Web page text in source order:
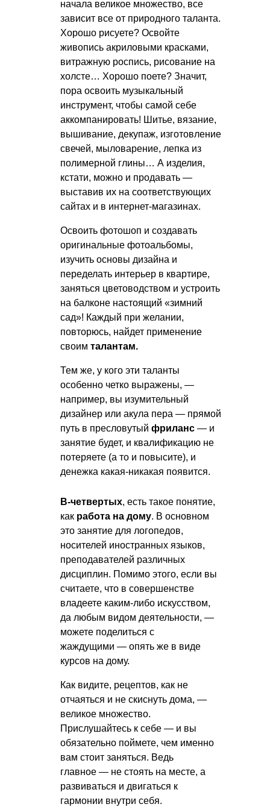
начала великое множество, все
зависит все от природного таланта.
Хорошо рисуете? Освойте
живопись акриловыми красками,
витражную роспись, рисование на
холсте… Хорошо поете? Значит,
пора освоить музыкальный
инструмент, чтобы самой себе
аккомпанировать! Шитье, вязание,
вышивание, декупаж, изготовление
свечей, мыловарение, лепка из
полимерной глины… А изделия,
кстати, можно и продавать —
выставив их на соответствующих
сайтах и в интернет-магазинах.
Освоить фотошоп и создавать
оригинальные фотоальбомы,
изучить основы дизайна и
переделать интерьер в квартире,
заняться цветоводством и устроить
на балконе настоящий «зимний
сад»! Каждый при желании,
повторюсь, найдет применение
своим талантам.
Тем же, у кого эти таланты
особенно четко выражены, —
например, вы изумительный
дизайнер или акула пера — прямой
путь в пресловутый фриланс — и
занятие будет, и квалификацию не
потеряете (а то и повысите), и
денежка какая-никакая появится.
В-четвертых, есть такое понятие,
как работа на дому. В основном
это занятие для логопедов,
носителей иностранных языков,
преподавателей различных
дисциплин. Помимо этого, если вы
считаете, что в совершенстве
владеете каким-либо искусством,
да любым видом деятельности, —
можете поделиться с
жаждущими — опять же в виде
курсов на дому.
Как видите, рецептов, как не
отчаяться и не скиснуть дома, —
великое множество.
Прислушайтесь к себе — и вы
обязательно поймете, чем именно
вам стоит заняться. Ведь
главное — не стоять на месте, а
развиваться и двигаться к
гармонии внутри себя.